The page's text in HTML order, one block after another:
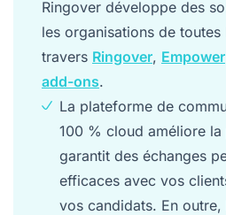
La plateforme de
100 % cloud améliore
garantit des échanges
efficaces avec vos
vos candidats. En outre,
d’un vastecatalogue
connecter facilement
autres outils métier (